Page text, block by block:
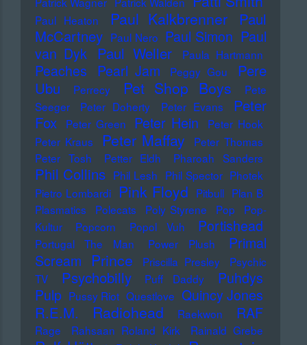
Paul Heaton Paul Kalkbrenner
Paul
McCartney Paul Nero Paul Simon Paul
van Dyk Paul Weller Paula Hartmann
Peaches Pearl Jam Peggy Gou
Pere
Ubu
Perrecy Pet Shop Boys
Pete
Seeger
Peter Doherty Peter Evans
Peter
Fox
Peter Green Peter Hein
Peter Hook
Peter Kraus
Peter Maffay
Peter Thomas
Peter Tosh
Petter Eldh Pharoah Sanders
Phil Collins Phil Lesh Phil Spector Photek
Pietro Lombardi
Pink Floyd Pitbull Plan B
Plasmatics
Polecats Poly Styrene Pop
Pop-
Kultur
Popcorn Popol Vuh Portishead
Portugal The Man Power Plush
Primal
Scream
Prince Priscilla Presley
Psychic
TV
Psychobilly Puff Daddy
Puhdys
Pulp Pussy Riot Questlove Quincy Jones
R.E.M. Radiohead Raekwon RAF
Rage Rahsaan Roland Kirk Rainald Grebe